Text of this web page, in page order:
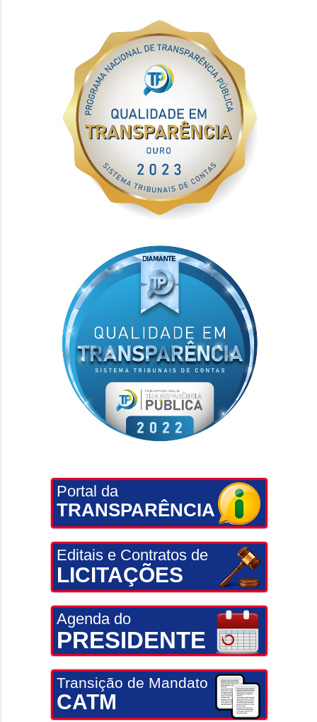
Portal da
TRANSPARÊNCIA
Editais e Contratos de
LICITAÇÕES
Agenda do
PRESIDENTE
Transição de Mandato
CATM